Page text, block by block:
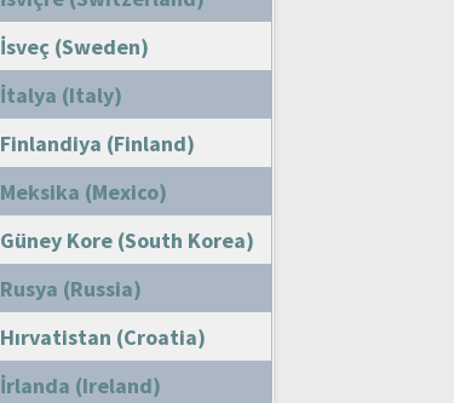
İsveç (Sweden)
İtalya (Italy)
Finlandiya (Finland)
Meksika (Mexico)
Güney Kore (South Korea)
Rusya (Russia)
Hırvatistan (Croatia)
İrlanda (Ireland)